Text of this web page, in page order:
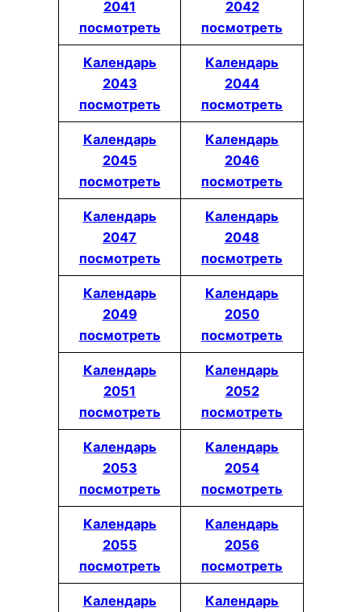
2041
посмотреть
2042
посмотреть
Календарь
2043
посмотреть
Календарь
2044
посмотреть
Календарь
2045
посмотреть
Календарь
2046
посмотреть
Календарь
2047
посмотреть
Календарь
2048
посмотреть
Календарь
2049
посмотреть
Календарь
2050
посмотреть
Календарь
2051
посмотреть
Календарь
2052
посмотреть
Календарь
2053
посмотреть
Календарь
2054
посмотреть
Календарь
2055
посмотреть
Календарь
2056
посмотреть
Календарь
Календарь